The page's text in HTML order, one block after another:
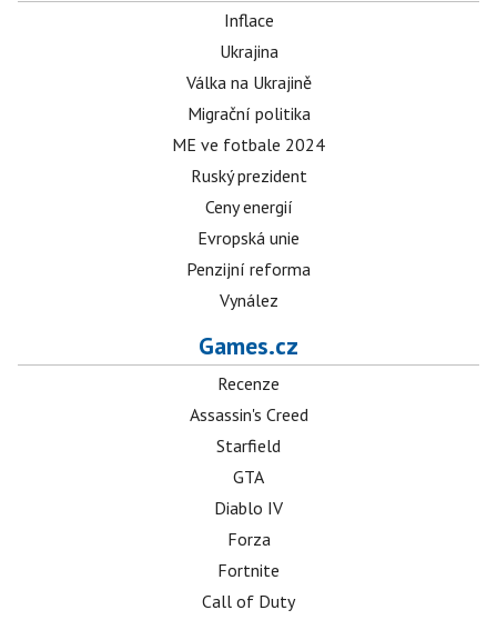
Inflace
Ukrajina
Válka na Ukrajině
Migrační politika
ME ve fotbale 2024
Ruský prezident
Ceny energií
Evropská unie
Penzijní reforma
Vynález
Games.cz
Recenze
Assassin's Creed
Starfield
GTA
Diablo IV
Forza
Fortnite
Call of Duty